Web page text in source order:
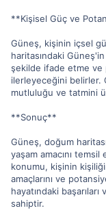
**Kişisel Güç ve
Güneş, kişinin içsel
haritasındaki
şekilde ifade etme ve
ilerleyeceğini belirler.
mutluluğu ve tatmini
**Sonuç**
Güneş, doğum
yaşam amacını
konumu, kişinin
amaçlarını ve
hayatındaki
sahiptir.